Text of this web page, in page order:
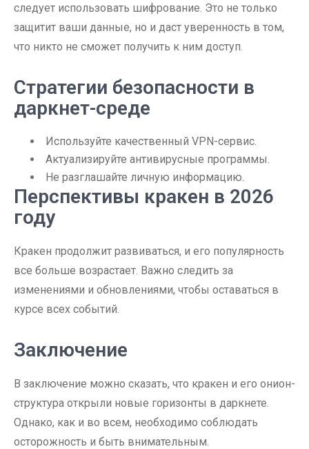
следует использовать шифрование. Это не только
защитит ваши данные, но и даст уверенность в том,
что никто не сможет получить к ним доступ.
Стратегии безопасности в
даркнет-среде
Используйте качественный VPN-сервис.
Актуализируйте антивирусные программы.
Не разглашайте личную информацию.
Перспективы кракен в 2026
году
Кракен продолжит развиваться, и его популярность
все больше возрастает. Важно следить за
изменениями и обновлениями, чтобы оставаться в
курсе всех событий.
Заключение
В заключение можно сказать, что кракен и его онион-
структура открыли новые горизонты в даркнете.
Однако, как и во всем, необходимо соблюдать
осторожность и быть внимательным.